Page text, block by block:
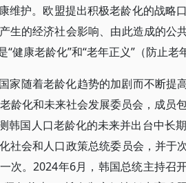
维护。欧盟提出积极老龄化的战略
生的经济社会影响、由此造成的公
健康老龄化”和“老年正义”（防止老
家随着老龄化趋势的加剧而不断提
龄化和未来社会发展委员会，成员
韩国人口老龄化的未来并出台中长
社会和人口政策总统委员会，并于
次。2024年6月，韩国总统主持召